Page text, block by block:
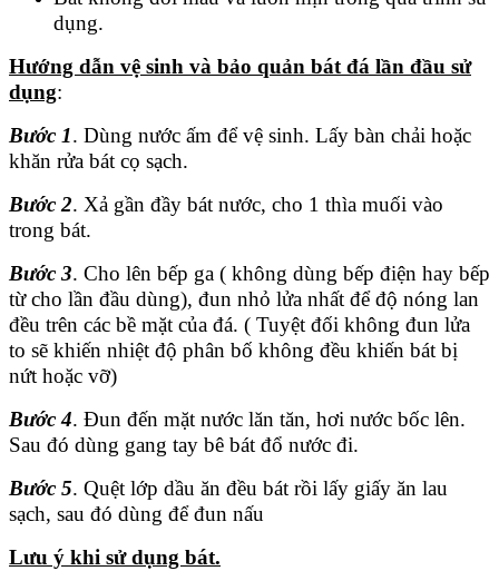
dụng.
Hướng dẫn vệ sinh và bảo quản bát đá lần đầu sử
dụng:
Bước 1. Dùng nước ấm để vệ sinh. Lấy bàn chải hoặc
khăn rửa bát cọ sạch.
Bước 2. Xả gần đầy bát nước, cho 1 thìa muối vào
trong bát.
Bước 3. Cho lên bếp ga ( không dùng bếp điện hay bếp
từ cho lần đầu dùng), đun nhỏ lửa nhất để độ nóng lan
đều trên các bề mặt của đá. ( Tuyệt đối không đun lửa
to sẽ khiến nhiệt độ phân bố không đều khiến bát bị
nứt hoặc vỡ)
Bước 4. Đun đến mặt nước lăn tăn, hơi nước bốc lên.
Sau đó dùng gang tay bê bát đổ nước đi.
Bước 5. Quệt lớp dầu ăn đều bát rồi lấy giấy ăn lau
sạch, sau đó dùng để đun nấu
Lưu ý khi sử dụng bát.